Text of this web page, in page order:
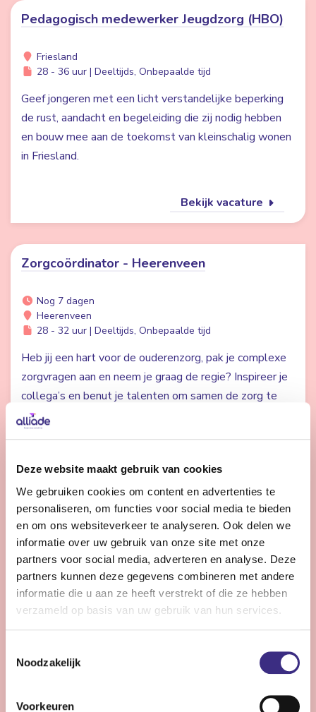
Deze website maakt gebruik van cookies
We gebruiken cookies om content en advertenties te
personaliseren, om functies voor social media te bieden
en om ons websiteverkeer te analyseren. Ook delen we
informatie over uw gebruik van onze site met onze
partners voor social media, adverteren en analyse. Deze
partners kunnen deze gegevens combineren met andere
informatie die u aan ze heeft verstrekt of die ze hebben
verzameld op basis van uw gebruik van hun services.
Noodzakelijk
Voorkeuren
Pedagogisch medewerker Jeugdzorg (HBO)
Friesland
28 - 36 uur | Deeltijds, Onbepaalde tijd
Geef jongeren met een licht verstandelijke beperking
de rust, aandacht en begeleiding die zij nodig hebben
en bouw mee aan de toekomst van kleinschalig wonen
in Friesland.
Bekijk vacature
Zorgcoördinator - Heerenveen
Nog 7 dagen
Heerenveen
28 - 32 uur | Deeltijds, Onbepaalde tijd
Heb jij een hart voor de ouderenzorg, pak je complexe
zorgvragen aan en neem je graag de regie? Inspireer je
collega’s en benut je talenten om samen de zorg te
verbeteren? Dan zoeken we jou.
Bekijk vacature
Controller Vastgoed en ICT
Heerenveen
32 - 36 uur | Voltijds, Onbepaalde tijd
Ben jij de financial met expertise in vastgoed en ICT
die bijdraagt aan de meerjarige toekomstige
control zijn?
Bekijk vacature